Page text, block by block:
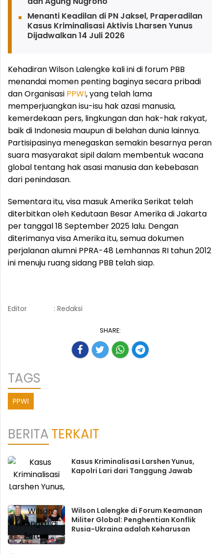
Menanti Keadilan di PN Jaksel, Praperadilan
Kasus Kriminalisasi Aktivis Lharsen Yunus
Dijadwalkan 14 Juli 2026
Kehadiran Wilson Lalengke kali ini di forum PBB
menandai momen penting baginya secara pribadi
dan Organisasi PPWI, yang telah lama
memperjuangkan isu-isu hak azasi manusia,
kemerdekaan pers, lingkungan dan hak-hak rakyat,
baik di Indonesia maupun di belahan dunia lainnya.
Partisipasinya menegaskan semakin besarnya peran
suara masyarakat sipil dalam membentuk wacana
global tentang hak asasi manusia dan kebebasan
dari penindasan.
Sementara itu, visa masuk Amerika Serikat telah
diterbitkan oleh Kedutaan Besar Amerika di Jakarta
per tanggal 18 September 2025 lalu. Dengan
diterimanya visa Amerika itu, semua dokumen
perjalanan alumni PPRA-48 Lemhannas RI tahun 2012
ini menuju ruang sidang PBB telah siap.
Editor : Redaksi
SHARE:
TAGS
PPWI
BERITATERKAIT
Kasus Kriminalisasi Larshen Yunus,
Kapolri Lari dari Tanggung Jawab
Wilson Lalengke di Forum Keamanan
Militer Global: Penghentian Konflik
Rusia-Ukraina adalah Keharusan